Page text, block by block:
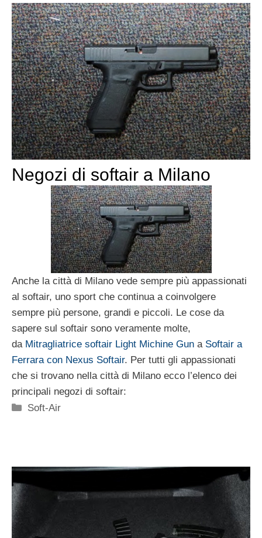
Negozi di softair a Milano
Anche la città di Milano vede sempre più appassionati
al softair, uno sport che continua a coinvolgere
sempre più persone, grandi e piccoli. Le cose da
sapere sul softair sono veramente molte,
da Mitragliatrice softair Light Michine Gun a Softair a
Ferrara con Nexus Softair. Per tutti gli appassionati
che si trovano nella città di Milano ecco l’elenco dei
principali negozi di softair:
Categorie
Soft-Air